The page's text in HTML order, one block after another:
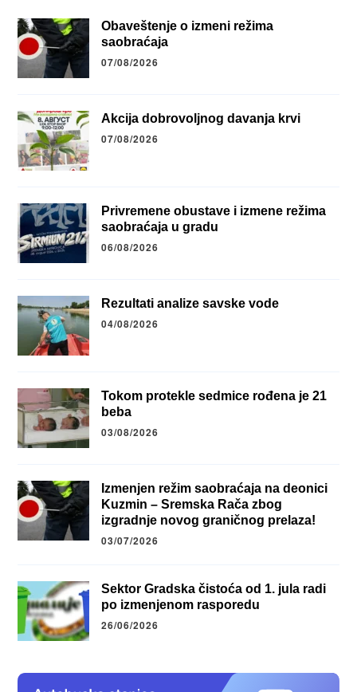
Obaveštenje o izmeni režima
saobraćaja
07/08/2026
Akcija dobrovoljnog davanja krvi
07/08/2026
Privremene obustave i izmene režima
saobraćaja u gradu
06/08/2026
Rezultati analize savske vode
04/08/2026
Tokom protekle sedmice rođena je 21
beba
03/08/2026
Izmenjen režim saobraćaja na deonici
Kuzmin – Sremska Rača zbog
izgradnje novog graničnog prelaza!
03/07/2026
Sektor Gradska čistoća od 1. jula radi
po izmenjenom rasporedu
26/06/2026